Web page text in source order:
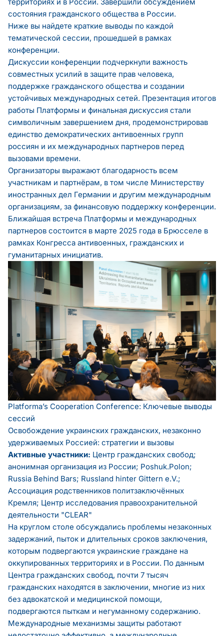
территориях и в России. Завершили обсуждением
состояния гражданского общества в России.
Ниже вы найдете краткие выводы по каждой
тематической сессии, прошедшей в рамках
конференции.
Дискуссии конференции подчеркнули важность
совместных усилий в защите прав человека,
поддержке гражданского общества и создании
устойчивых международных сетей. Презентация итогов
работы Платформы и финальная дискуссия стали
символичным завершением дня, продемонстрировав
единство демократических антивоенных групп
россиян и их международных партнеров перед
вызовами времени.
Организаторы выражают благодарность всем
участникам и партнёрам, в том числе Министерству
иностранных дел Германии и другим международным
организациям, за финансовую поддержку конференции.
Ближайшая встреча Платформы и международных
партнеров состоится в марте 2025 года в Брюсселе в
рамках Конгресса антивоенных, гражданских и
гуманитарных инициатив.
Platforma’s Cooperation Conference: Ключевые выводы
сессий
Освобождение украинских гражданских, незаконно
удерживаемых Россией: стратегии и вызовы
Активные участники: Центр гражданских свобод;
анонимная организация из России; Poshuk.Polon;
Russia Behind Bars; Russland hinter Gittern e.V.;
Ассоциация родственников политзаключённых
Кремля; Центр исследования правоохранительной
деятельности "CLEAR"
На круглом столе обсуждались проблемы незаконных
задержаний, пыток и длительных сроков заключения,
которым подвергаются украинские граждане на
оккупированных территориях и в России. По данным
Центра гражданских свобод, почти 7 тысяч
гражданских находятся в заключении, многие из них
без адвокатской и медицинской помощи,
подвергаются пыткам и негуманному содержанию.
Международные механизмы защиты работают